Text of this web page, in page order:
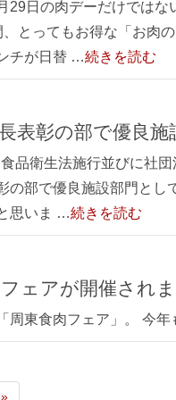
29日の肉デーだけでは
とってもお得な「お肉
チが日替 …続きを読む
長表彰の部で優良
品衛生法施行並びに社
の部で優良施設部門と
思いま …続きを読む
フェアが開催され
周東食肉フェア」。 今
»